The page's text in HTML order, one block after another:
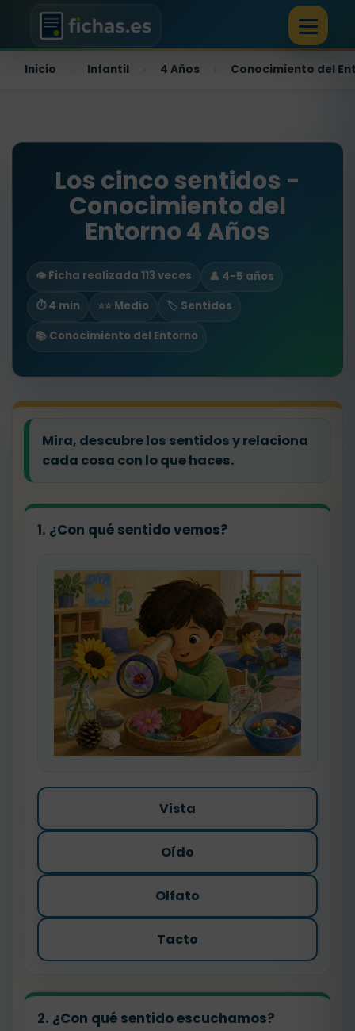
Inicio Infantil 4 Años Conocimiento del
Los cinco sentidos -
Conocimiento del
Entorno 4 Años
👁️ Ficha realizada 113 veces
👤 4-5 años
⏱ 4 min
⭐⭐ Medio
🏷️ Sentidos
📚 Conocimiento del Entorno
Mira, descubre los sentidos y relaciona
cada cosa con lo que haces.
1. ¿Con qué sentido vemos?
Vista
Oído
Olfato
Tacto
2. ¿Con qué sentido escuchamos?